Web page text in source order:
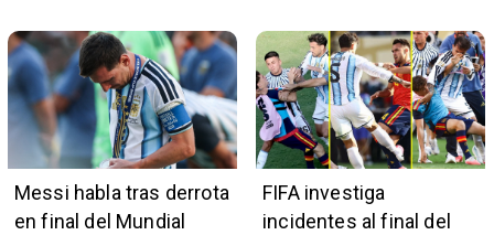
Messi habla tras derrota
en final del Mundial
FIFA investiga
incidentes al final del